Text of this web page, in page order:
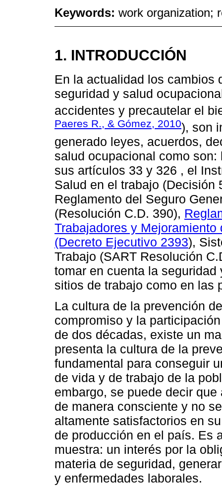
Keywords: work organization;
1. INTRODUCCIÓN
En la actualidad los cambios
seguridad y salud
accidentes y precautelar el
Paeres R., & Gómez, 2010), son
generado leyes, acuerdos,
salud ocupacional como
sus artículos 33 y 326 , el
Salud en el trabajo (Decisión
Reglamento del Seguro
(Resolución C.D. 390),
Trabajadores y
(Decreto Ejecutivo 2393),
Trabajo (SART Resolución
tomar en cuenta la
sitios de trabajo como en las
La cultura de la prevención
compromiso y la
de dos décadas, existe un
presenta la cultura de la
fundamental para conseguir
de vida y de trabajo de la
embargo, se puede decir
de manera consciente y no
altamente satisfactorios en
de producción en el país. Es
muestra: un interés por la
materia de seguridad,
y enfermedades laborales.